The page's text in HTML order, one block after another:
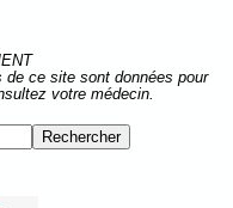
de ce site sont données pour
votre médecin.